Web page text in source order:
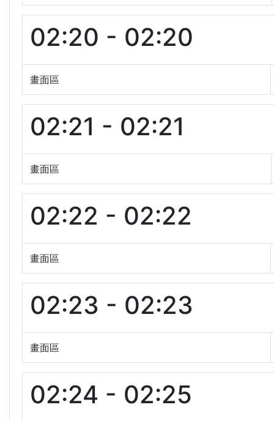
02:20 - 02:20
畫面區
02:21 - 02:21
畫面區
02:22 - 02:22
畫面區
02:23 - 02:23
畫面區
02:24 - 02:25